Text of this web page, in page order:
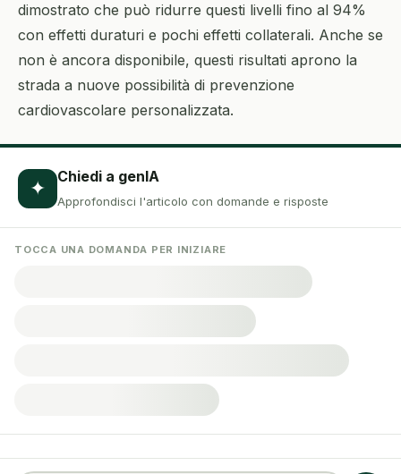
dimostrato che può ridurre questi livelli fino al 94%
con effetti duraturi e pochi effetti collaterali. Anche se
non è ancora disponibile, questi risultati aprono la
strada a nuove possibilità di prevenzione
cardiovascolare personalizzata.
✦ Chiedi a genIA
Approfondisci l'articolo con domande e risposte
TOCCA UNA DOMANDA PER INIZIARE